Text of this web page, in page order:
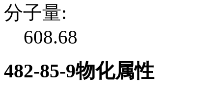
分子量:
608.68
482-85-9物化属性